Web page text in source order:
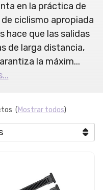
en la práctica de
ciclismo apropiada
hace que las salidas
de larga distancia,
la máxim...
(Mostrar todos)